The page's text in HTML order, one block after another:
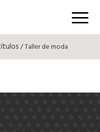
Menú
/ Taller de moda